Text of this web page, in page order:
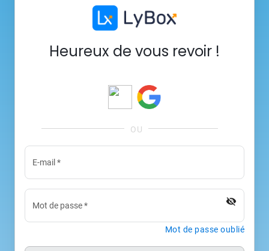
Heureux de vous revoir !
E-mail *
Mot de passe* visibility_off
Mot de passe oublié